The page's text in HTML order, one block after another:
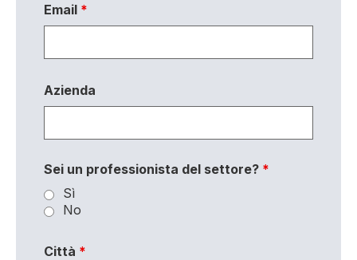
Email *
Azienda
Sei un professionista del settore? *
Sì
No
Città *